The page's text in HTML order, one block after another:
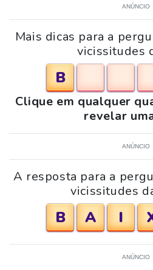
ANÚNCIO
Mais dicas para a
vicissitudes
B
Clique em qualquer
revelar
ANÚNCIO
A resposta para a
vicissitudes
B A I
ANÚNCIO